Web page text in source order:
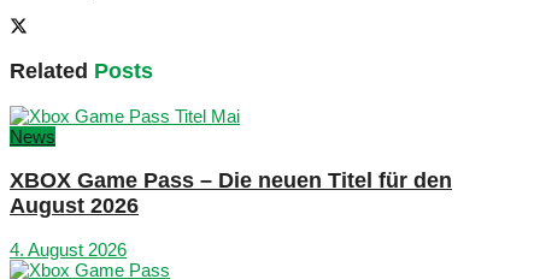
Related Posts
News
XBOX Game Pass – Die neuen Titel für den
August 2026
4. August 2026